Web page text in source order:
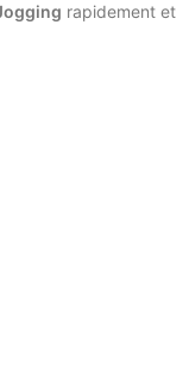
rapidement et